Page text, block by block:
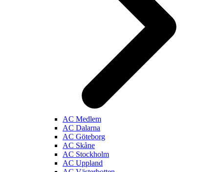
AC Medlem
AC Dalarna
AC Göteborg
AC Skåne
AC Stockholm
AC Uppland